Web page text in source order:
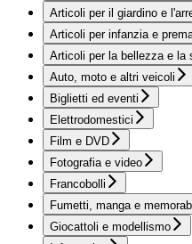
Articoli per il giardino e
Articoli per infanzia e
Articoli per la bellezza e la
Auto, moto e altri veicoli
Biglietti ed eventi
Elettrodomestici
Film e DVD
Fotografia e video
Francobolli
Fumetti, manga e
Giocattoli e modellismo